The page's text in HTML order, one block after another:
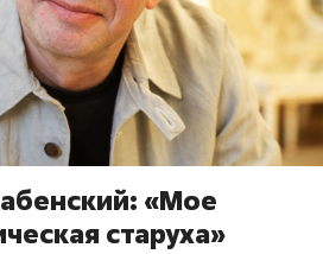
«Мое
старуха»